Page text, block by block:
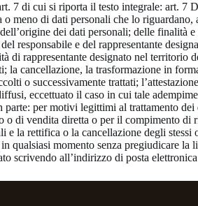
7 di cui si riporta il testo integrale: art.
meno di dati personali che lo
dei dati personali; delle finalità
responsabile e del rappresentante
di rappresentante designato nel
la cancellazione, la trasformazione in
o successivamente trattati;
eccettuato il caso in cui tale
per motivi legittimi al trattamento
di vendita diretta o per il compimento di
e la rettifica o la cancellazione degli
momento senza pregiudicare la
scrivendo all’indirizzo di posta